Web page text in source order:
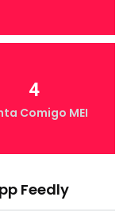
4
Comigo MEI
Feedly